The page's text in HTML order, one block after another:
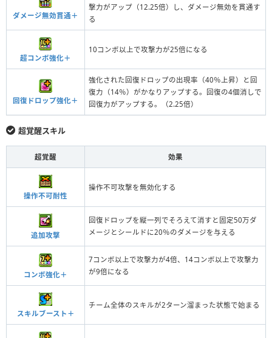
ダメージ無効貫通＋
撃力がアップ（12.25倍）し、ダメージ無効を貫通す
る
超コンボ強化＋
10コンボ以上で攻撃力が25倍になる
回復ドロップ強化＋
強化された回復ドロップの出現率（40％上昇）と回
復力（14％）がかなりアップする。回復の4個消しで
回復力がアップする。（2.25倍）
超覚醒スキル
超覚醒 効果
操作不可耐性
操作不可攻撃を無効化する
追加攻撃
回復ドロップを縦一列でそろえて消すと固定50万ダ
メージとシールドに20％のダメージを与える
コンボ強化＋
7コンボ以上で攻撃力が4倍、14コンボ以上で攻撃力
が9倍になる
スキルブースト＋
チーム全体のスキルが2ターン溜まった状態で始まる